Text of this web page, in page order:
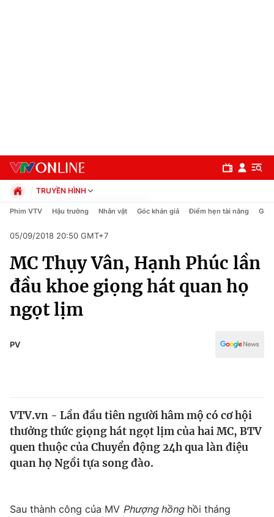
Chuyên mục
Chính trị
Xã hội
Pháp luật
Thế giới
Tin tức
Thế giới đó đây
Kinh tế
Thị trường
TRUYỀN HÌNH
Chính trị
Pháp luật
Kinh tế
Thể thao
Truyền hình
Văn hóa - Giải trí
Phim VTV Hậu trường Nhân vật Góc khán giả Điểm hẹn tài năng Giải
05/09/2018 20:50 GMT+7
MC Thụy Vân, Hạnh Phúc lần
đầu khoe giọng hát quan họ
ngọt lịm
PV
VTV.vn - Lần đầu tiên người hâm mộ có cơ hội
thưởng thức giọng hát ngọt lịm của hai MC, BTV
quen thuộc của Chuyển động 24h qua làn điệu
quan họ Ngồi tựa song đào.
Sau thành công của MV Phượng hồnghồi tháng